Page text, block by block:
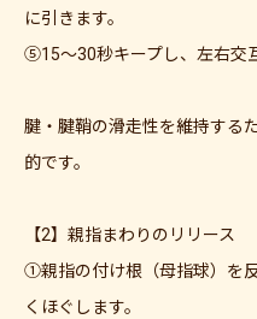
に引きます。
⑤15〜30秒キープし、左右交
腱・腱鞘の滑走性を維持する
的です。
【2】親指まわりのリリース
①親指の付け根（母指球）を
くほぐします。